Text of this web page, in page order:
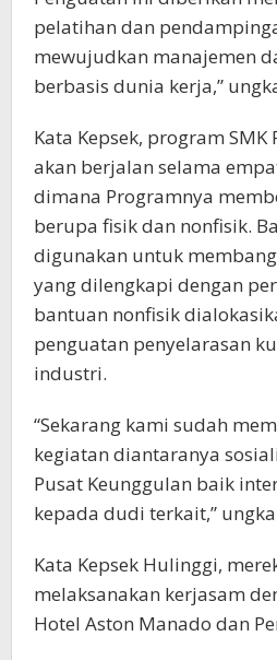
pelatihan dan
mewujudkan manajemen
berbasis dunia kerja,”
Kata Kepsek, program SMK
akan berjalan selama
dimana Programnya
berupa fisik dan nonfisik.
digunakan untuk
yang dilengkapi dengan
bantuan nonfisik
penguatan penyelarasan
industri.
“Sekarang kami sudah
kegiatan diantaranya
Pusat Keunggulan baik
kepada dudi terkait,”
Kata Kepsek Hulinggi,
melaksanakan kerjasam
Hotel Aston Manado dan